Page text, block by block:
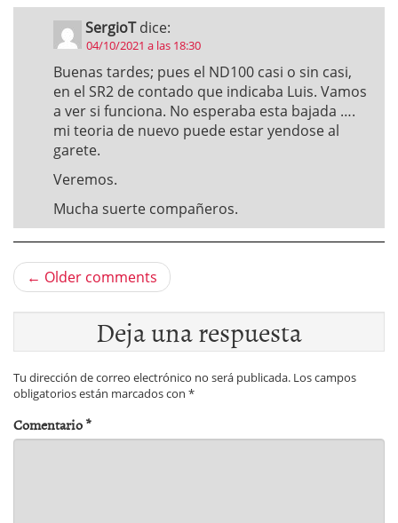
SergioT dice:
04/10/2021 a las 18:30
Buenas tardes; pues el ND100 casi o sin casi,
en el SR2 de contado que indicaba Luis. Vamos
a ver si funciona. No esperaba esta bajada ….
mi teoria de nuevo puede estar yendose al
garete.
Veremos.
Mucha suerte compañeros.
← Older comments
Deja una respuesta
Tu dirección de correo electrónico no será publicada. Los campos
obligatorios están marcados con *
Comentario*